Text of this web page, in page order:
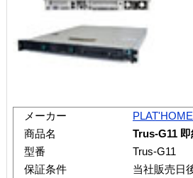
メーカー
PLAT'HOME
商品名
Trus-G11
型番
Trus-G11
保証条件
当社販売日